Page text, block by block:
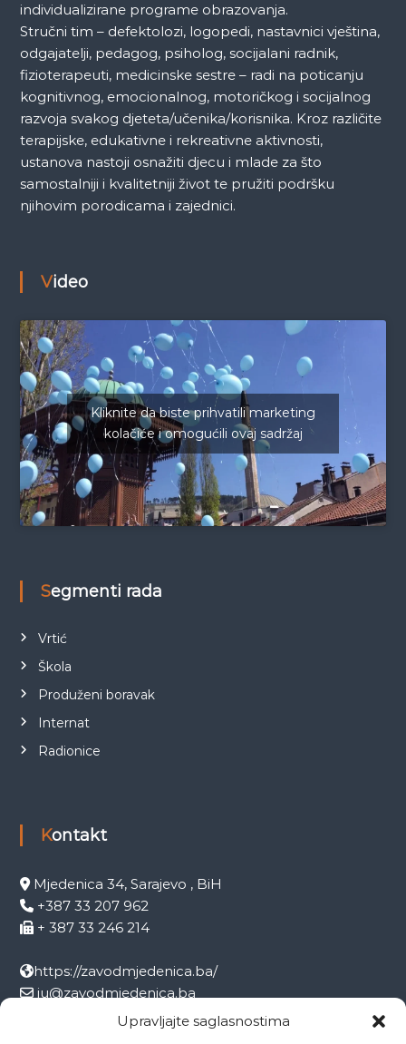
Upravljajte saglasnostima
individualizirane programe obrazovanja.
Stručni tim – defektolozi, logopedi, nastavnici vještina,
odgajatelji, pedagog, psiholog, socijalani radnik,
fizioterapeuti, medicinske sestre – radi na poticanju
kognitivnog, emocionalnog, motoričkog i socijalnog
razvoja svakog djeteta/učenika/korisnika. Kroz različite
terapijske, edukativne i rekreativne aktivnosti,
ustanova nastoji osnažiti djecu i mlade za što
samostalniji i kvalitetniji život te pružiti podršku
njihovim porodicama i zajednici.
Video
Kliknite da biste prihvatili marketing
kolačiće i omogućili ovaj sadržaj
Segmenti rada
Vrtić
Škola
Produženi boravak
Internat
Radionice
Kontakt
Mjedenica 34, Sarajevo , BiH
+387 33 207 962
+ 387 33 246 214
https://zavodmjedenica.ba/
ju@zavodmjedenica.ba
info@zamjed.edu.ba